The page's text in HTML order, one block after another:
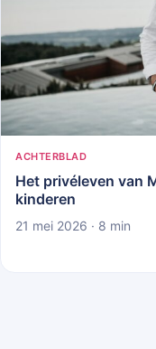
ACHTERBLAD
Het privéleven van
kinderen
21 mei 2026 · 8 min